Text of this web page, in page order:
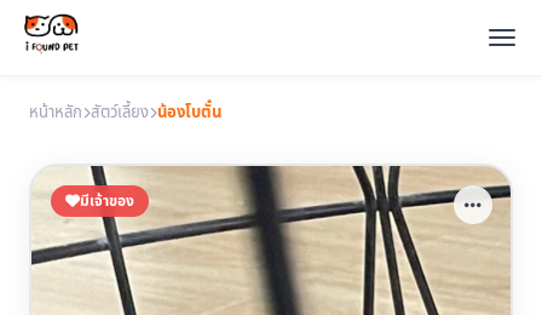
หน้าหลัก สัตว์เลี้ยง น้องโบตั๋น
มีเจ้าของ